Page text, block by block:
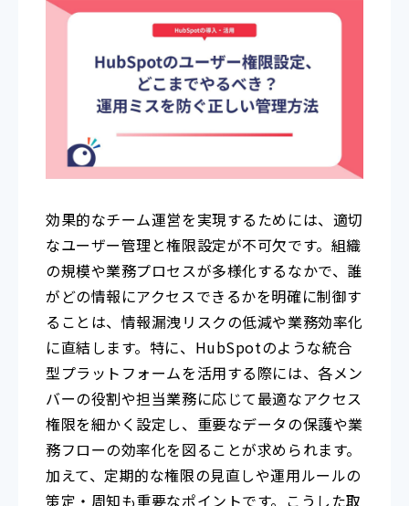
効果的なチーム運営を実現するためには、適切
なユーザー管理と権限設定が不可欠です。組織
の規模や業務プロセスが多様化するなかで、誰
がどの情報にアクセスできるかを明確に制御す
ることは、情報漏洩リスクの低減や業務効率化
に直結します。特に、HubSpotのような統合
型プラットフォームを活用する際には、各メン
バーの役割や担当業務に応じて最適なアクセス
権限を細かく設定し、重要なデータの保護や業
務フローの効率化を図ることが求められます。
加えて、定期的な権限の見直しや運用ルールの
策定・周知も重要なポイントです。こうした取